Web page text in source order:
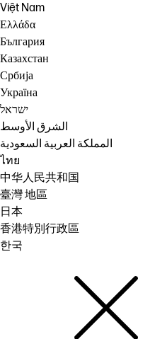
Việt Nam
Ελλάδα
България
Казахстан
Србија
Україна
ישראל
الشرق الأوسط
المملكة العربية السعودية
ไทย
中华人民共和国
臺灣 地區
日本
香港特別行政區
한국